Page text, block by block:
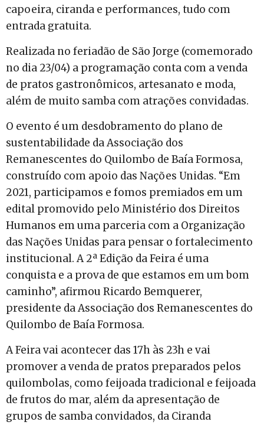
capoeira, ciranda e performances, tudo com
entrada gratuita.
Realizada no feriadão de São Jorge (comemorado
no dia 23/04) a programação conta com a venda
de pratos gastronômicos, artesanato e moda,
além de muito samba com atrações convidadas.
O evento é um desdobramento do plano de
sustentabilidade da Associação dos
Remanescentes do Quilombo de Baía Formosa,
construído com apoio das Nações Unidas. “Em
2021, participamos e fomos premiados em um
edital promovido pelo Ministério dos Direitos
Humanos em uma parceria com a Organização
das Nações Unidas para pensar o fortalecimento
institucional. A 2ª Edição da Feira é uma
conquista e a prova de que estamos em um bom
caminho”, afirmou Ricardo Bemquerer,
presidente da Associação dos Remanescentes do
Quilombo de Baía Formosa.
A Feira vai acontecer das 17h às 23h e vai
promover a venda de pratos preparados pelos
quilombolas, como feijoada tradicional e feijoada
de frutos do mar, além da apresentação de
grupos de samba convidados, da Ciranda